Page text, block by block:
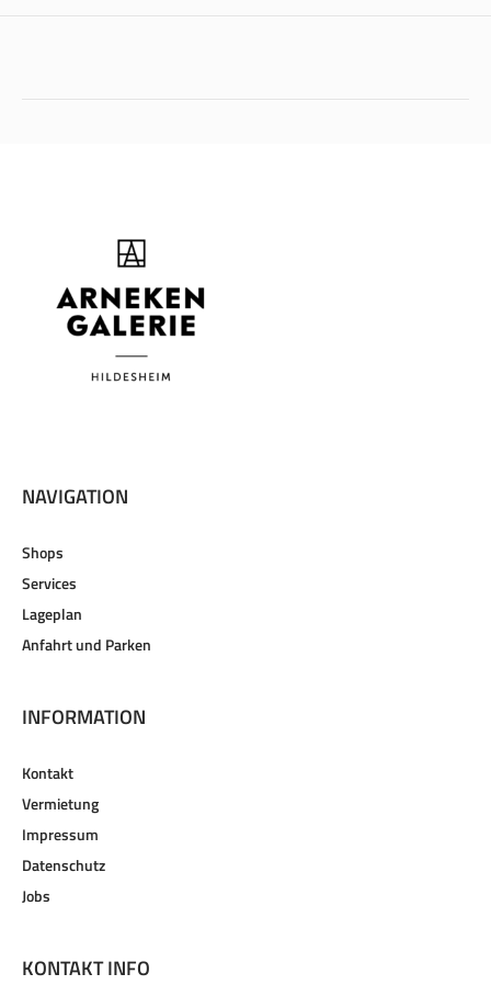
NAVIGATION
Shops
Services
Lageplan
Anfahrt und Parken
INFORMATION
Kontakt
Vermietung
Impressum
Datenschutz
Jobs
KONTAKT INFO